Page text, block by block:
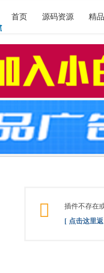
首页 源码资源 精
插件不存在
[ 点击这里